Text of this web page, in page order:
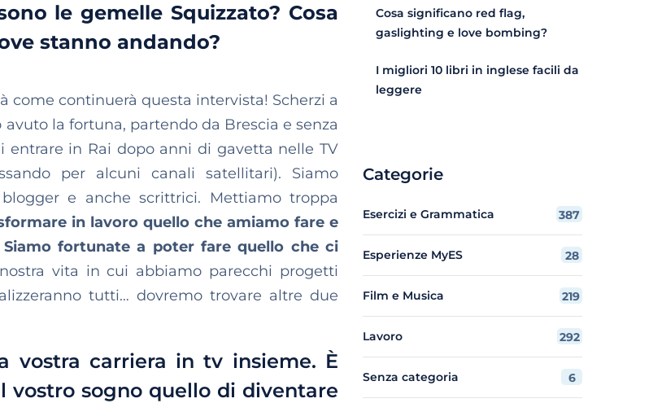
le gemelle Squizzato? Cosa
stanno andando?
come continuerà questa intervista! Scherzi a
la fortuna, partendo da Brescia e senza
entrare in Rai dopo anni di gavetta nelle TV
per alcuni canali satellitari). Siamo
e anche scrittrici. Mettiamo troppa
in lavoro quello che amiamo fare e
fortunate a poter fare quello che ci
vita in cui abbiamo parecchi progetti
tutti… dovremo trovare altre due
vostra carriera in tv insieme. È
vostro sogno quello di diventare
Cosa significano red flag,
gaslighting e love bombing?
I migliori 10 libri in inglese facili da
leggere
Categorie
Esercizi e Grammatica 387
Esperienze MyES 28
Film e Musica 219
Lavoro 292
Senza categoria 6